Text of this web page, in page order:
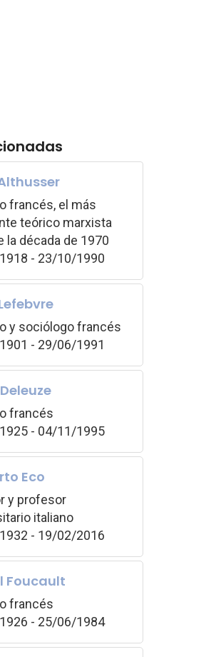
francés, el más
teórico marxista
la década de 1970
- 23/10/1990
y sociólogo francés
- 29/06/1991
francés
- 04/11/1995
Eco
y profesor
italiano
- 19/02/2016
Foucault
francés
- 25/06/1984